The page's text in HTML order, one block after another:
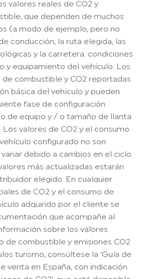
valores reales de CO2 y
que dependen de muchos
(a modo de ejemplo, pero no
conducción, la ruta elegida, las
y la carretera. condiciones
y equipamiento del vehículo. Los
combustible y CO2 reportadas
básica del vehículo y pueden
fase de configuración
de equipo y / o tamaño de llanta
Los valores de CO2 y el consumo
configurado no son
debido a cambios en el ciclo
más actualizadas estarán
elegido. En cualquier
de CO2 y el consumo de
adquirido por el cliente se
que acompañe al
sobre los valores
de combustible y emisiones CO2
turismo, consúltese la ‘Guía de
venta en España, con indicación